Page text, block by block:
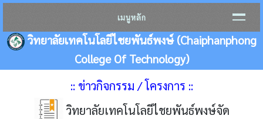
เมนูหลัก
วิทยาลัยเทคโนโลยีไชยพันธ์พงษ์ (Chaiphanphong
College Of Technology)
:: ข่าวกิจกรรม / โครงการ ::
วิทยาลัยเทคโนโลยีไชยพันธ์พงษ์จัด